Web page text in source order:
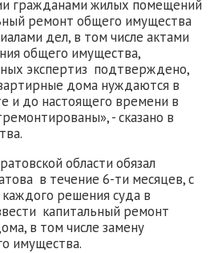
гражданами жилых помещений
ремонт общего имущества
дел, в том числе актами
общего имущества,
экспертиз подтверждено,
дома нуждаются в
и до настоящего времени в
- сказано в
области обязал
в течение 6-ти месяцев, с
решения суда в
капитальный ремонт
в том числе замену
имущества.